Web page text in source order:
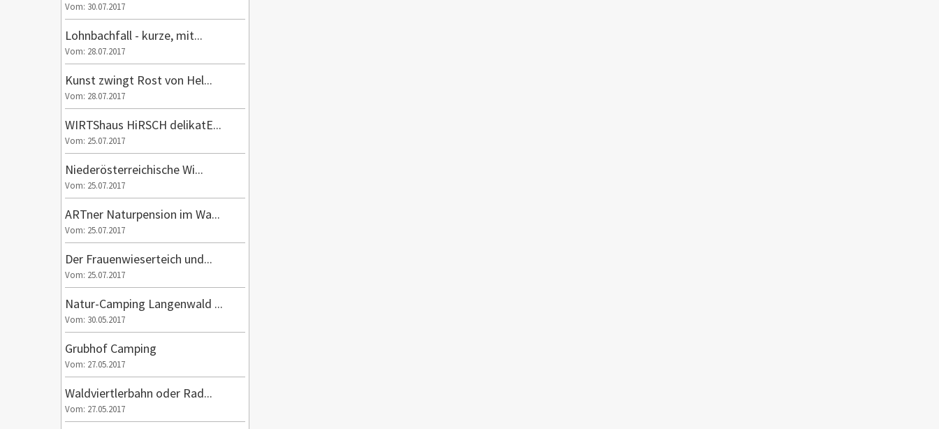
Vom: 30.07.2017
Lohnbachfall - kurze, mit...
Vom: 28.07.2017
Kunst zwingt Rost von Hel...
Vom: 28.07.2017
WIRTShaus HiRSCH delikatE...
Vom: 25.07.2017
Niederösterreichische Wi...
Vom: 25.07.2017
ARTner Naturpension im Wa...
Vom: 25.07.2017
Der Frauenwieserteich und...
Vom: 25.07.2017
Natur-Camping Langenwald ...
Vom: 30.05.2017
Grubhof Camping
Vom: 27.05.2017
Waldviertlerbahn oder Rad...
Vom: 27.05.2017